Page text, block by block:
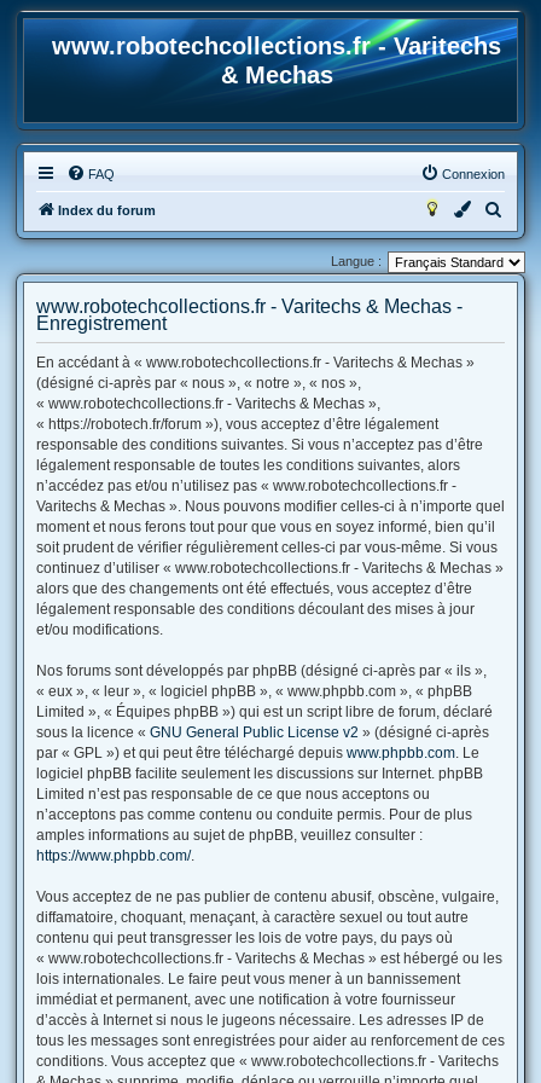
www.robotechcollections.fr - Varitechs
& Mechas
FAQ Connexion
Index du forum
e
c
Langue :
www.robotechcollections.fr - Varitechs & Mechas -
Enregistrement
En accédant à « www.robotechcollections.fr - Varitechs & Mechas »
(désigné ci-après par « nous », « notre », « nos »,
« www.robotechcollections.fr - Varitechs & Mechas »,
« https://robotech.fr/forum »), vous acceptez d’être légalement
responsable des conditions suivantes. Si vous n’acceptez pas d’être
légalement responsable de toutes les conditions suivantes, alors
n’accédez pas et/ou n’utilisez pas « www.robotechcollections.fr -
Varitechs & Mechas ». Nous pouvons modifier celles-ci à n’importe quel
moment et nous ferons tout pour que vous en soyez informé, bien qu’il
soit prudent de vérifier régulièrement celles-ci par vous-même. Si vous
continuez d’utiliser « www.robotechcollections.fr - Varitechs & Mechas »
alors que des changements ont été effectués, vous acceptez d’être
légalement responsable des conditions découlant des mises à jour
et/ou modifications.
Nos forums sont développés par phpBB (désigné ci-après par « ils »,
« eux », « leur », « logiciel phpBB », « www.phpbb.com », « phpBB
Limited », « Équipes phpBB ») qui est un script libre de forum, déclaré
sous la licence « GNU General Public License v2 » (désigné ci-après
par « GPL ») et qui peut être téléchargé depuis www.phpbb.com. Le
logiciel phpBB facilite seulement les discussions sur Internet. phpBB
Limited n’est pas responsable de ce que nous acceptons ou
n’acceptons pas comme contenu ou conduite permis. Pour de plus
amples informations au sujet de phpBB, veuillez consulter :
https://www.phpbb.com/.
Vous acceptez de ne pas publier de contenu abusif, obscène, vulgaire,
diffamatoire, choquant, menaçant, à caractère sexuel ou tout autre
contenu qui peut transgresser les lois de votre pays, du pays où
« www.robotechcollections.fr - Varitechs & Mechas » est hébergé ou les
lois internationales. Le faire peut vous mener à un bannissement
immédiat et permanent, avec une notification à votre fournisseur
d’accès à Internet si nous le jugeons nécessaire. Les adresses IP de
tous les messages sont enregistrées pour aider au renforcement de ces
conditions. Vous acceptez que « www.robotechcollections.fr - Varitechs